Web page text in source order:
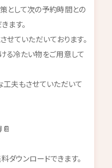
として次の予約時間との
ます。
せていただいております。
る冷たい物をご用意して
夫もさせていただいて
ダウンロードできます。